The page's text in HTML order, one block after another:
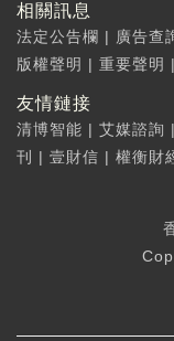
相關訊息
法定公告欄 | 廣告查
版權聲明 | 重要聲明 |
友情鏈接
清博智能 | 艾媒諮詢 |
刊
| 壹財信 | 權衡財